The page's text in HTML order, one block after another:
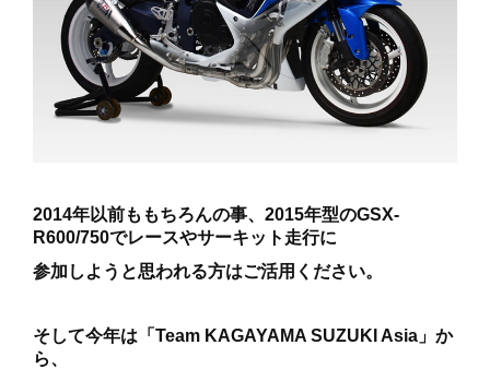
2014年以前ももちろんの事、2015年型のGSX-
R600/750でレースやサーキット走行に
参加しようと思われる方はご活用ください。
そして今年は「Team KAGAYAMA SUZUKI Asia」か
ら、